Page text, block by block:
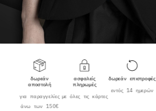
δωρεάν
αποστολή
για παραγγελίες
άνω των 150€
ασφαλείς
πληρωμές
με όλες τις κάρτες
δωρεάν επιστροφές
εντός 14 ημερών